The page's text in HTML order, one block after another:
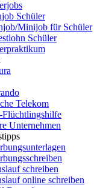
Schüler
Minijob für Schüler
Schüler
Telekom
Unternehmen
schreiben
online schreiben